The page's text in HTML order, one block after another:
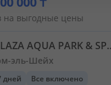
на выгодные цены
REGENCY
эль-Шейх
дней Все включено